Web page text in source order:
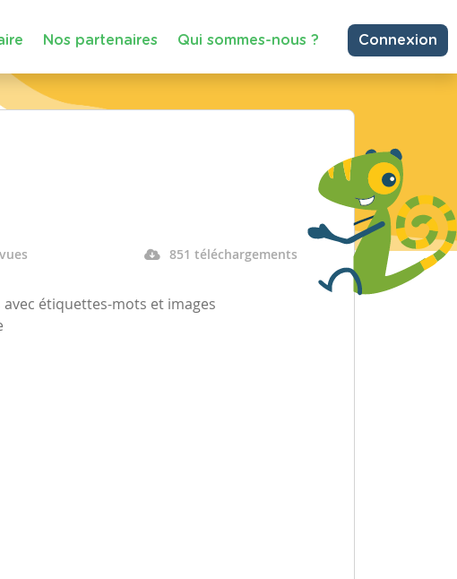
Nos partenaires Qui sommes-nous ? Connexion
851 téléchargements
étiquettes-mots et images